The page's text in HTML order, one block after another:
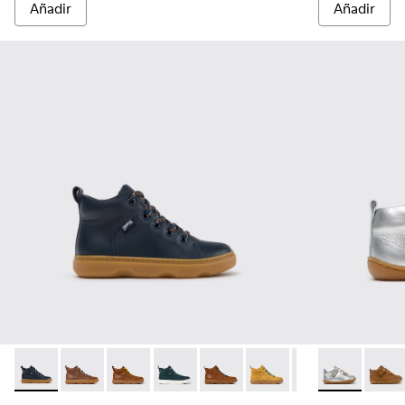
Añadir Añadir
Kiddo - K900189-026 - Botines de piel azules para niños.
Kiddo - K900189-028 - Botines de piel marrones
Kiddo - K900189-025
Kiddo - K900189-021
Kiddo - K900189-020
Kiddo - K900189-018
Kiddo -Kiddo -
Peu - Peu -